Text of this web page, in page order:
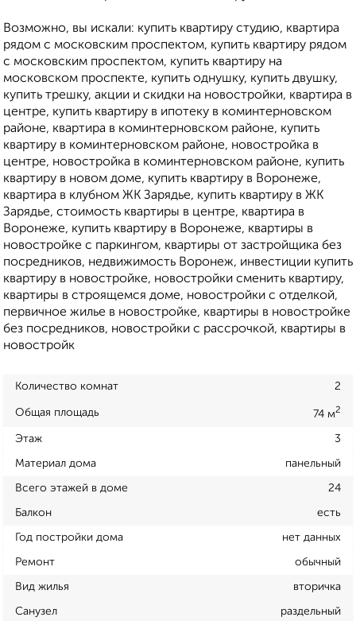
Возможно, вы искали: купить квартиру студию, квартира
рядом с московским проспектом, купить квартиру рядом
с московским проспектом, купить квартиру на
московском проспекте, купить однушку, купить двушку,
купить трешку, акции и скидки на новостройки, квартира в
центре, купить квартиру в ипотеку в коминтерновском
районе, квартира в коминтерновском районе, купить
квартиру в коминтерновском районе, новостройка в
центре, новостройка в коминтерновском районе, купить
квартиру в новом доме, купить квартиру в Воронеже,
квартира в клубном ЖК Зарядье, купить квартиру в ЖК
Зарядье, стоимость квартиры в центре, квартира в
Воронеже, купить квартиру в Воронеже, квартиры в
новостройке с паркингом, квартиры от застройщика без
посредников, недвижимость Воронеж, инвестиции купить
квартиру в новостройке, новостройки сменить квартиру,
квартиры в строящемся доме, новостройки с отделкой,
первичное жилье в новостройке, квартиры в новостройке
без посредников, новостройки с рассрочкой, квартиры в
новостройк
Количество комнат 2
Общая площадь 74 м2
Этаж 3
Материал дома панельный
Всего этажей в доме 24
Балкон есть
Год постройки дома нет данных
Ремонт обычный
Вид жилья вторичка
Санузел раздельный